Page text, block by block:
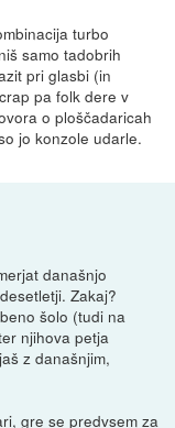
turbo
samo tadobrih
pri glasbi (in
pa folk dere v
o ploščadaricah
jo konzole udarle.
današnjo
Zakaj?
šolo (tudi na
njihova petja
z današnjim,
gre se predvsem za